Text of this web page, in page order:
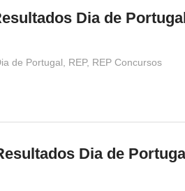
Dia de
de Portugal REP, REP Concursos
Dia de